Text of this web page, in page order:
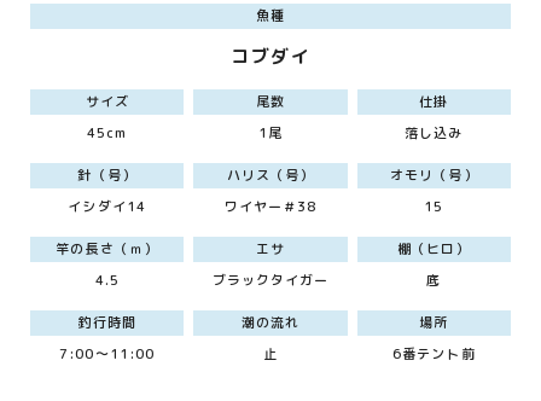
魚種
コブダイ
サイズ
45cm
尾数
1尾
仕掛
落し込み
針（号）
イシダイ14
ハリス（号）
ワイヤー＃38
オモリ（号）
15
竿の長さ（ｍ）
4.5
エサ
ブラックタイガー
棚（ヒロ）
底
釣行時間
7:00～11:00
潮の流れ
止
場所
6番テント前